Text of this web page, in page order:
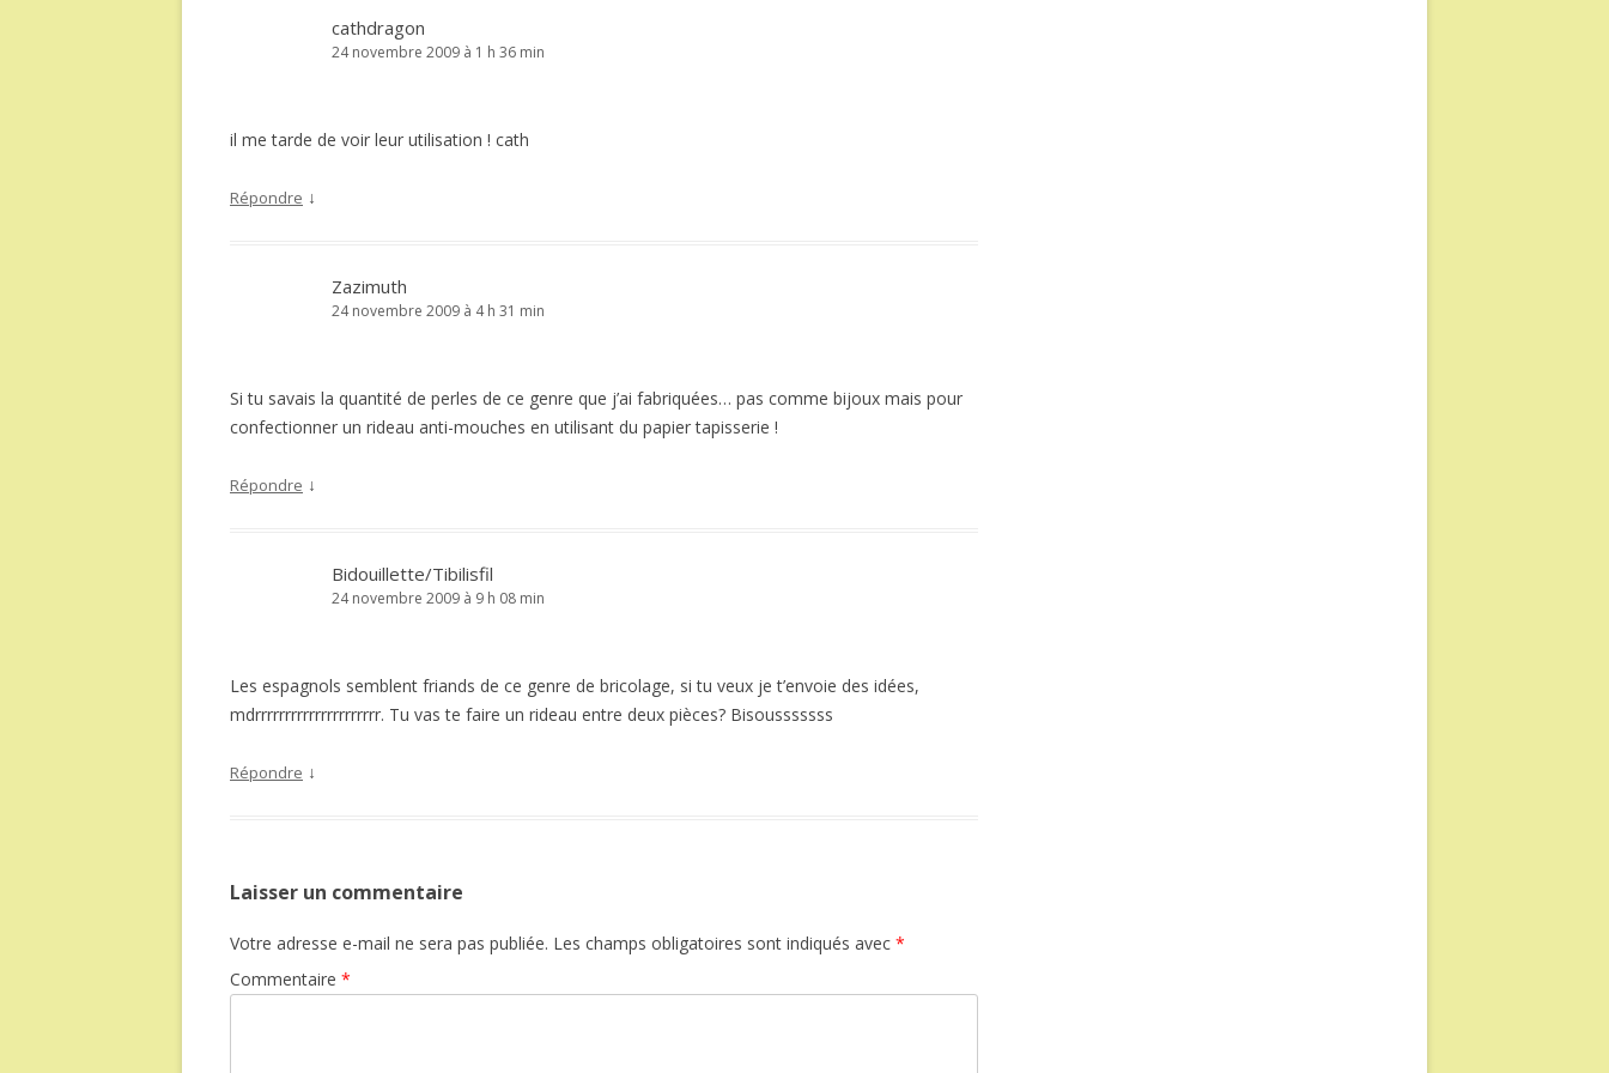
cathdragon
24 novembre 2009 à 1 h 36 min
il me tarde de voir leur utilisation ! cath
Répondre ↓
Zazimuth
24 novembre 2009 à 4 h 31 min
Si tu savais la quantité de perles de ce genre que j’ai fabriquées… pas comme bijoux mais pour
confectionner un rideau anti-mouches en utilisant du papier tapisserie !
Répondre ↓
Bidouillette/Tibilisfil
24 novembre 2009 à 9 h 08 min
Les espagnols semblent friands de ce genre de bricolage, si tu veux je t’envoie des idées,
mdrrrrrrrrrrrrrrrrrrrrr. Tu vas te faire un rideau entre deux pièces? Bisousssssss
Répondre ↓
Laisser un commentaire
Votre adresse e-mail ne sera pas publiée. Les champs obligatoires sont indiqués avec *
Commentaire *